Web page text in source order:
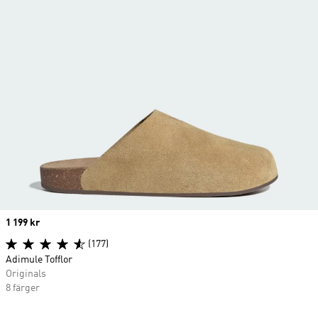
Price
1 199 kr
(177)
Adimule Tofflor
Originals
8 färger